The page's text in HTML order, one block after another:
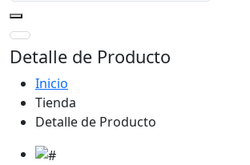
Detalle de Producto
Inicio
Tienda
Detalle de Producto